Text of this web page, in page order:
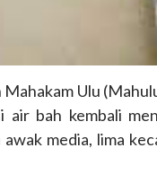
Ulu
bah kembali
media, lima